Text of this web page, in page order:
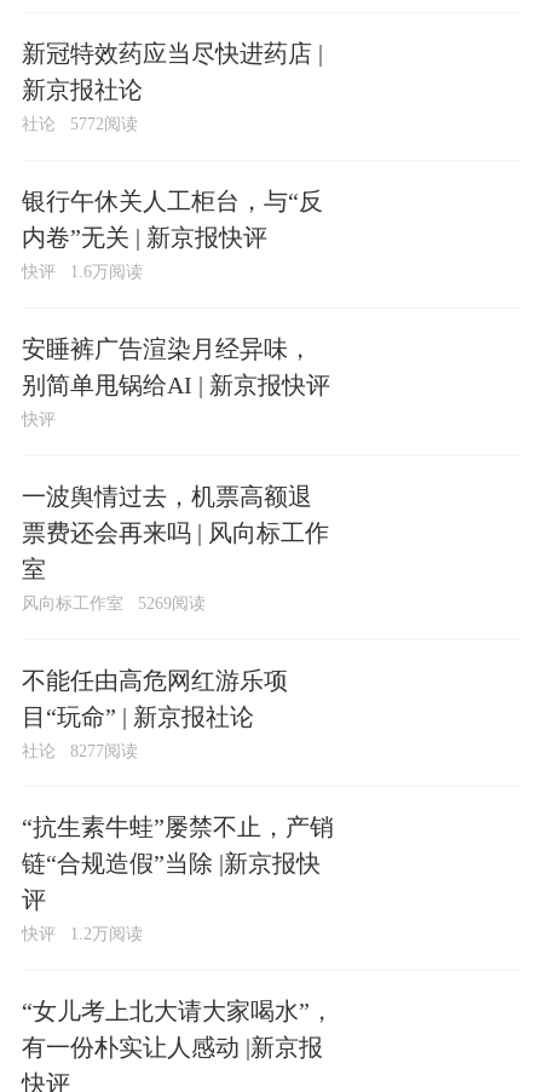
新冠特效药应当尽快进药店 |
新京报社论
社论 5772阅读
银行午休关人工柜台，与“反
内卷”无关 | 新京报快评
快评 1.6万阅读
安睡裤广告渲染月经异味，
别简单甩锅给AI | 新京报快评
快评
一波舆情过去，机票高额退
票费还会再来吗 | 风向标工作
室
风向标工作室 5269阅读
不能任由高危网红游乐项
目“玩命” | 新京报社论
社论 8277阅读
“抗生素牛蛙”屡禁不止，产销
链“合规造假”当除 |新京报快
评
快评 1.2万阅读
“女儿考上北大请大家喝水”，
有一份朴实让人感动 |新京报
快评